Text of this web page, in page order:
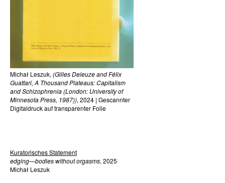
Michał Leszuk, (Gilles Deleuze and Félix
Guattari, A Thousand Plateaus: Capitalism
and Schizophrenia (London: University of
Minnesota Press, 1987)), 2024 | Gescannter
Digitaldruck auf transparenter Folie
Kuratorisches Statement
edging—bodies without orgasms, 2025
Michał Leszuk